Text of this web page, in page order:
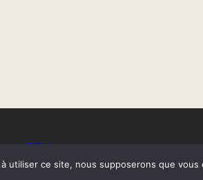
CGV
utiliser ce site, nous supposerons que vous